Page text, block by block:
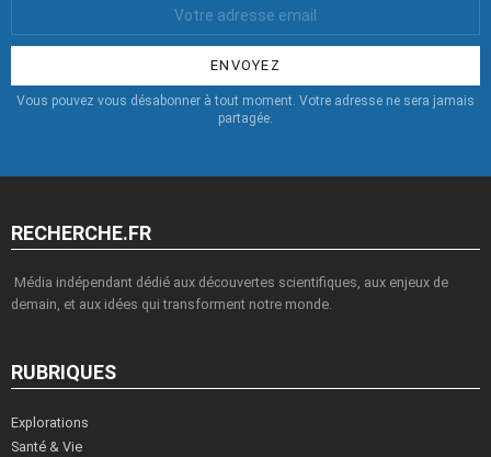
:
Vous pouvez vous désabonner à tout moment. Votre adresse ne sera jamais
partagée.
RECHERCHE.FR
Média indépendant dédié aux découvertes scientifiques, aux enjeux de
demain, et aux idées qui transforment notre monde.
RUBRIQUES
Explorations
Santé & Vie